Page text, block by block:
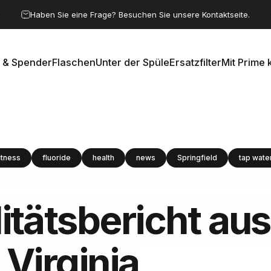
Haben Sie eine Frage? Besuchen Sie unsere Kontaktseite.
SpenderFlaschenUnter der SpüleErsatzfilterMit Prime
fluoride health news Springfield tap
aus